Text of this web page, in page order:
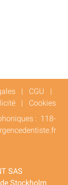
| CGU |
| Cookies
: 118-
SAS
Stockholm